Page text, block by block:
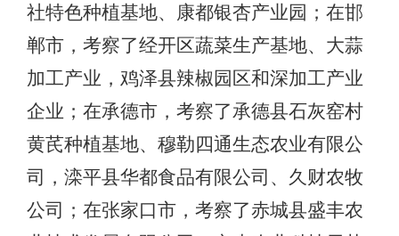
社特色种植基地、康都银杏产业园；在邯
郸市，考察了经开区蔬菜生产基地、大蒜
加工产业，鸡泽县辣椒园区和深加工产业
企业；在承德市，考察了承德县石灰窑村
黄芪种植基地、穆勒四通生态农业有限公
司，滦平县华都食品有限公司、久财农牧
公司；在张家口市，考察了赤城县盛丰农